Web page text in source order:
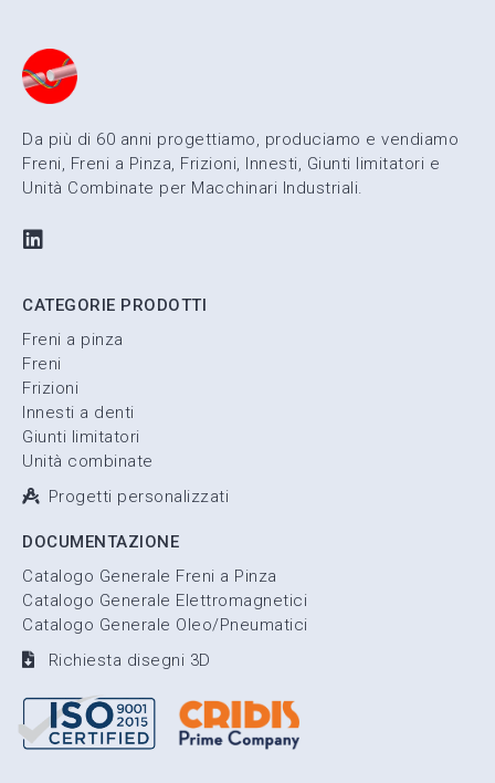
Da più di 60 anni progettiamo, produciamo e vendiamo
Freni, Freni a Pinza, Frizioni, Innesti, Giunti limitatori e
Unità Combinate per Macchinari Industriali.
CATEGORIE PRODOTTI
Freni a pinza
Freni
Frizioni
Innesti a denti
Giunti limitatori
Unità combinate
Progetti personalizzati
DOCUMENTAZIONE
Catalogo Generale Freni a Pinza
Catalogo Generale Elettromagnetici
Catalogo Generale Oleo/Pneumatici
Richiesta disegni 3D